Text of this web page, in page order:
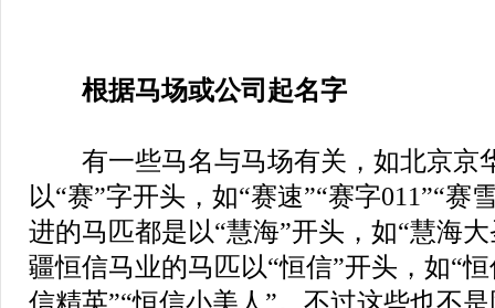
根据马场或公司起名字
有一些马名与马场有关，如北京京
以“赛”字开头，如“赛速”“赛字011”“赛
进的马匹都是以“慧海”开头，如“慧海
疆恒信马业的马匹以“恒信”开头，如“